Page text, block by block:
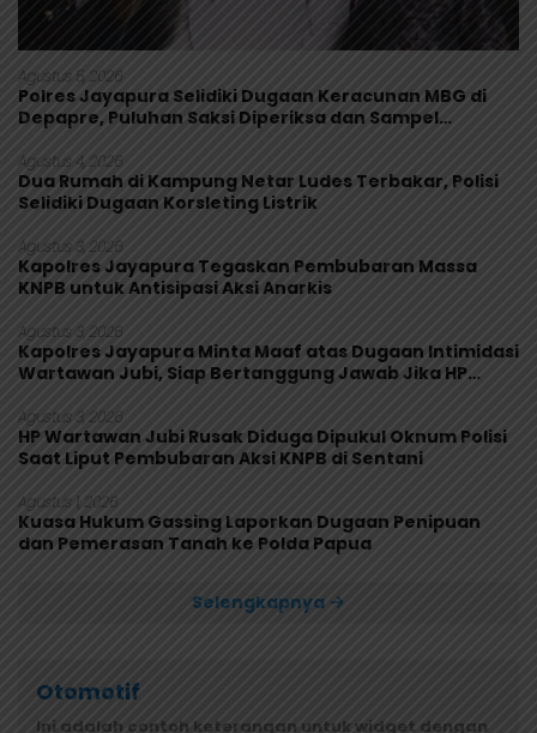
Agustus 5, 2026
Polres Jayapura Selidiki Dugaan Keracunan MBG di
Depapre, Puluhan Saksi Diperiksa dan Sampel
Agustus 4, 2026
Dua Rumah di Kampung Netar Ludes Terbakar, Polisi
Selidiki Dugaan Korsleting Listrik
Agustus 3, 2026
Kapolres Jayapura Tegaskan Pembubaran Massa
KNPB untuk Antisipasi Aksi Anarkis
Agustus 3, 2026
Kapolres Jayapura Minta Maaf atas Dugaan Intimidasi
Wartawan Jubi, Siap Bertanggung Jawab Jika HP
Agustus 3, 2026
HP Wartawan Jubi Rusak Diduga Dipukul Oknum Polisi
Saat Liput Pembubaran Aksi KNPB di Sentani
Agustus 1, 2026
Kuasa Hukum Gassing Laporkan Dugaan Penipuan
dan Pemerasan Tanah ke Polda Papua
Selengkapnya
Otomotif
Ini adalah contoh keterangan untuk widget dengan